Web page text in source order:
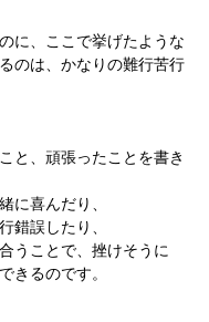
とは
情報
ント・講座
に、ここで挙げたような
のは、かなりの難行苦行
と、頑張ったことを書き
に喜んだり、
錯誤したり、
うことで、挫けそうに
きるのです。